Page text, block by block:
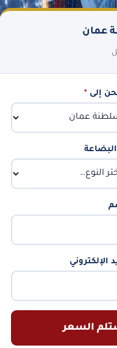
عمان
إلى*
الإلكتروني
السعر